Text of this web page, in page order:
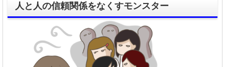
人と人の信頼関係をなくすモンスター